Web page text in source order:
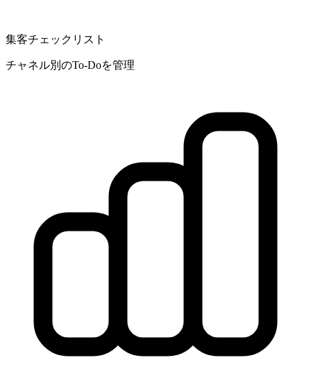
集客チェックリスト
チャネル別のTo-Doを管理